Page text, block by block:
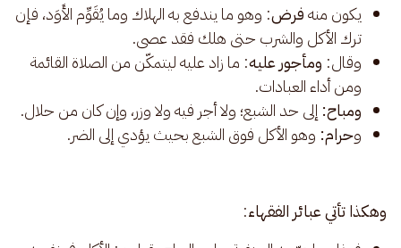
يكون منهفرض : وهو ما يندفع به الهلاك وما يُقَوِّم الأَوَد، فإن
ترك الأكل والشرب حتى هلك فقد عصى.
وقال: ومأجور عليه: ما زاد عليه ليتمكّن من الصلاة القائمة
ومن أداء العبادات.
ومباح:إلى حد الشبع؛ ولا أجر فيه ولا وزر، وإن كان من حلال.
وحرام: وهو الأكل فوق الشبع بحيث يؤدي إلى الضر.
وهكذا تأتي عبائر الفقهاء: